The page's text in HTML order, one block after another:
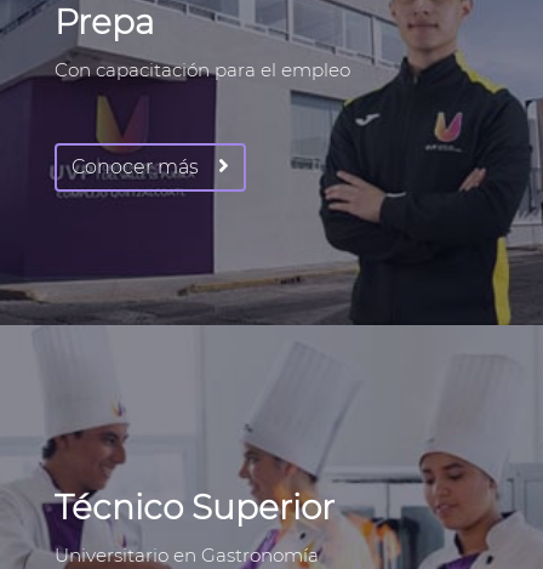
Prepa
Con capacitación para el empleo
Conocer más
Técnico Superior
Universitario en Gastronomía